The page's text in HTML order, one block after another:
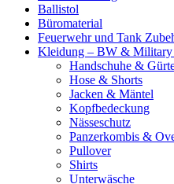
Ballistol
Büromaterial
Feuerwehr und Tank
Kleidung – BW & Military
Handschuhe &
Hose & Shorts
Jacken & Mäntel
Kopfbedeckung
Nässeschutz
Panzerkombis &
Pullover
Shirts
Unterwäsche